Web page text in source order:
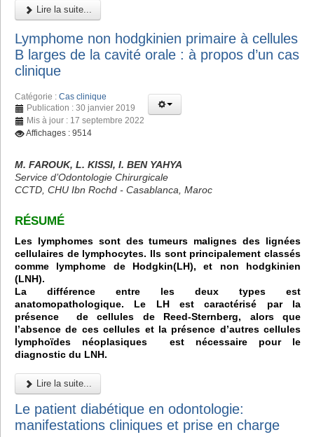
Lire la suite...
Lymphome non hodgkinien primaire à cellules
B larges de la cavité orale : à propos d’un cas
clinique
Catégorie : Cas clinique
Publication : 30 janvier 2019
Mis à jour : 17 septembre 2022
Affichages : 9514
M. FAROUK, L. KISSI, I. BEN YAHYA
Service d’Odontologie Chirurgicale
CCTD, CHU Ibn Rochd - Casablanca, Maroc
RÉSUMÉ
Les lymphomes sont des tumeurs malignes des lignées
cellulaires de lymphocytes. Ils sont principalement classés
comme lymphome de Hodgkin(LH), et non hodgkinien
(LNH).
La différence entre les deux types est
anatomopathologique. Le LH est caractérisé par la
présence de cellules de Reed-Sternberg, alors que
l’absence de ces cellules et la présence d’autres cellules
lymphoïdes néoplasiques est nécessaire pour le
diagnostic du LNH.
Lire la suite...
Le patient diabétique en odontologie:
manifestations cliniques et prise en charge